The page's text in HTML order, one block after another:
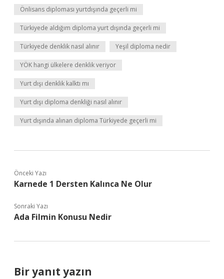
Önlisans diploması yurtdışında geçerli mi
Türkiyede aldığım diploma yurt dışında geçerli mi
Türkiyede denklik nasıl alınır Yeşil diploma nedir
YÖK hangi ülkelere denklik veriyor
Yurt dışı denklik kalktı mı
Yurt dışı diploma denkliği nasıl alınır
Yurt dışında alınan diploma Türkiyede geçerli mi
Önceki Yazı
Karnede 1 Dersten Kalınca Ne Olur
Sonraki Yazı
Ada Filmin Konusu Nedir
Bir yanıt yazın